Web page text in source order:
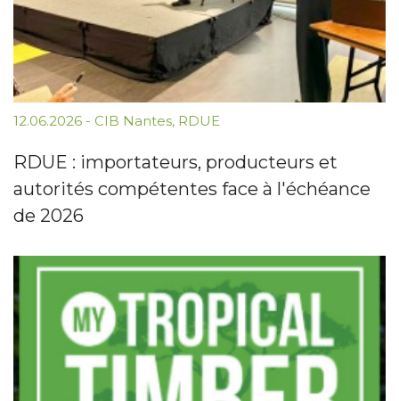
12.06.2026 - CIB Nantes, RDUE
RDUE : importateurs, producteurs et
autorités compétentes face à l'échéance
de 2026